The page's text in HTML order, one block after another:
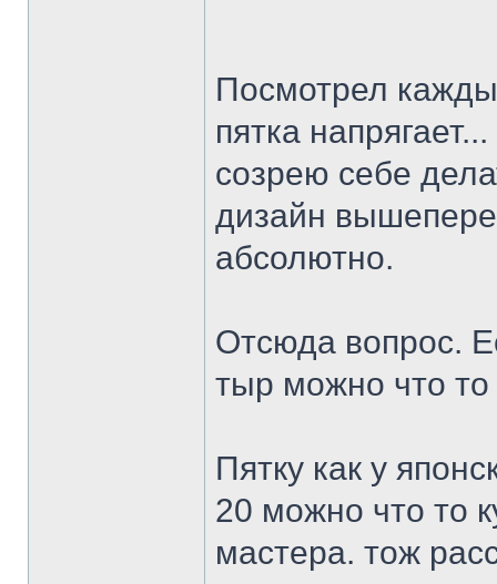
Посмотрел
пятка
созрею себе
дизайн
абсолютно.
Отсюда вопрос.
тыр можно что
Пятку как у
20 можно что то
мастера. тож